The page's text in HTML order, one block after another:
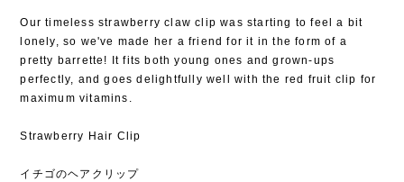
Our timeless strawberry claw clip was starting to feel a bit
lonely, so we've made her a friend for it in the form of a
pretty barrette! It fits both young ones and grown-ups
perfectly, and goes delightfully well with the red fruit clip for
maximum vitamins.
Strawberry Hair Clip
イチゴのヘアクリップ